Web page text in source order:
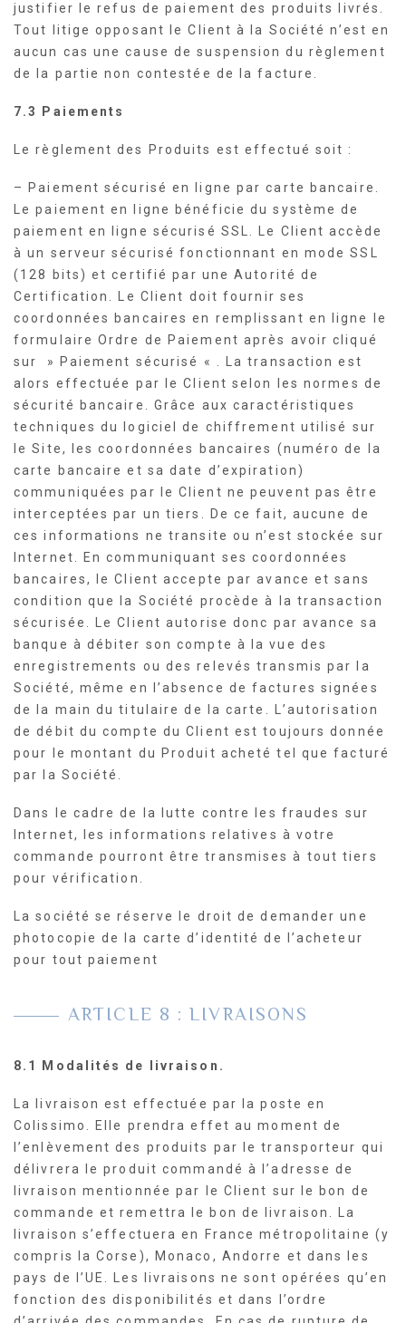
justifier le refus de paiement des produits livrés.
Tout litige opposant le Client à la Société n’est en
aucun cas une cause de suspension du règlement
de la partie non contestée de la facture.
7.3 Paiements
Le règlement des Produits est effectué soit :
– Paiement sécurisé en ligne par carte bancaire.
Le paiement en ligne bénéficie du système de
paiement en ligne sécurisé SSL. Le Client accède
à un serveur sécurisé fonctionnant en mode SSL
(128 bits) et certifié par une Autorité de
Certification. Le Client doit fournir ses
coordonnées bancaires en remplissant en ligne le
formulaire Ordre de Paiement après avoir cliqué
sur » Paiement sécurisé « . La transaction est
alors effectuée par le Client selon les normes de
sécurité bancaire. Grâce aux caractéristiques
techniques du logiciel de chiffrement utilisé sur
le Site, les coordonnées bancaires (numéro de la
carte bancaire et sa date d’expiration)
communiquées par le Client ne peuvent pas être
interceptées par un tiers. De ce fait, aucune de
ces informations ne transite ou n’est stockée sur
Internet. En communiquant ses coordonnées
bancaires, le Client accepte par avance et sans
condition que la Société procède à la transaction
sécurisée. Le Client autorise donc par avance sa
banque à débiter son compte à la vue des
enregistrements ou des relevés transmis par la
Société, même en l’absence de factures signées
de la main du titulaire de la carte. L’autorisation
de débit du compte du Client est toujours donnée
pour le montant du Produit acheté tel que facturé
par la Société.
Dans le cadre de la lutte contre les fraudes sur
Internet, les informations relatives à votre
commande pourront être transmises à tout tiers
pour vérification.
La société se réserve le droit de demander une
photocopie de la carte d’identité de l’acheteur
pour tout paiement
ARTICLE 8 : LIVRAISONS
8.1 Modalités de livraison.
La livraison est effectuée par la poste en
Colissimo. Elle prendra effet au moment de
l’enlèvement des produits par le transporteur qui
délivrera le produit commandé à l’adresse de
livraison mentionnée par le Client sur le bon de
commande et remettra le bon de livraison. La
livraison s’effectuera en France métropolitaine (y
compris la Corse), Monaco, Andorre et dans les
pays de l’UE. Les livraisons ne sont opérées qu’en
fonction des disponibilités et dans l’ordre